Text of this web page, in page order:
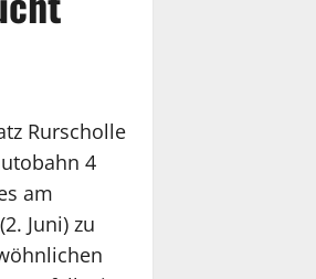
Rurscholle
4
am
Juni) zu